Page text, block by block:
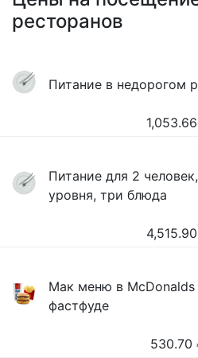
ресторанов
Питание в недорогом
1,053.66
Питание для 2
уровня, три блюда
4,515.90
Мак меню в McDonalds
фастфуде
530.70